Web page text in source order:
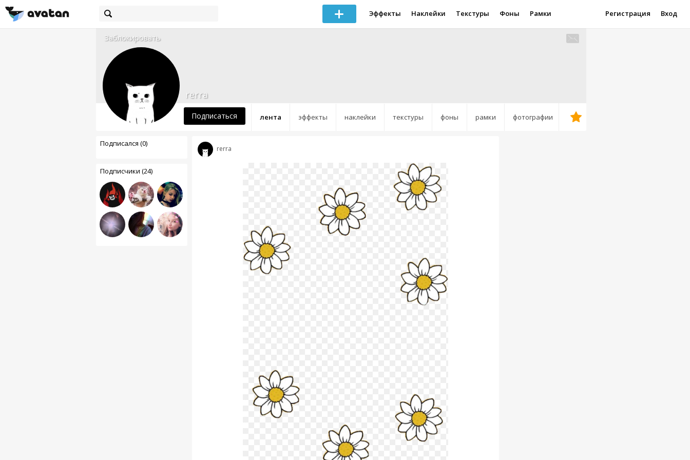
Эффекты Наклейки Текстуры Фоны Рамки Регистрация Вход
Заблокировать
лента эффекты наклейки текстуры фоны рамки фотографии
rerra
Подписаться
Подписался (0)
Подписчики (24)
rerra